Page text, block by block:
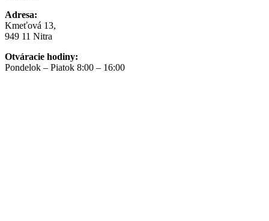
Adresa:
Kmeťová 13,
949 11 Nitra
Otváracie hodiny:
Pondelok – Piatok 8:00 – 16:00